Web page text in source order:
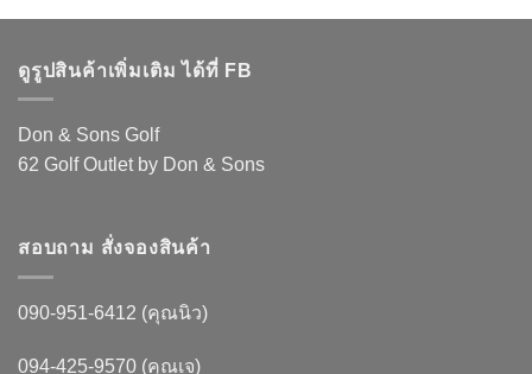
ดูรูปสินค้าเพิ่มเติม ได้ที่ FB
Don & Sons Golf
62 Golf Outlet by Don & Sons
สอบถาม สั่งจองสินค้า
090-951-6412 (คุณนิว)
094-425-9570 (คุณเจ)